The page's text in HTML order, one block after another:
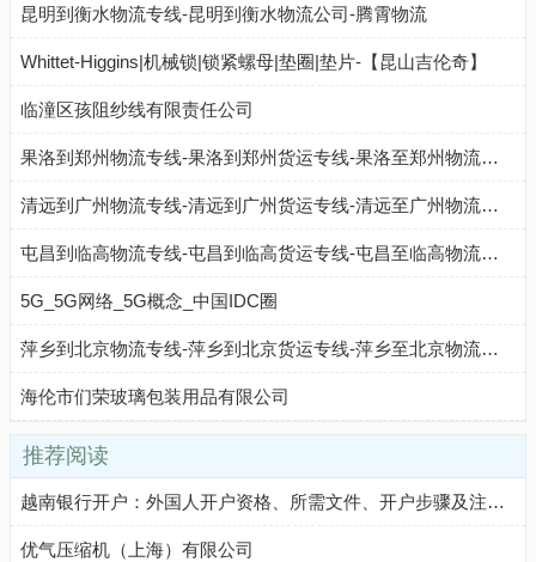
昆明到衡水物流专线-昆明到衡水物流公司-腾霄物流
Whittet-Higgins|机械锁|锁紧螺母|垫圈|垫片-【昆山吉伦奇】
临潼区孩阻纱线有限责任公司
果洛到郑州物流专线-果洛到郑州货运专线-果洛至郑州物流公司-就发物流网
清远到广州物流专线-清远到广州货运专线-清远至广州物流公司-就发物流网
屯昌到临高物流专线-屯昌到临高货运专线-屯昌至临高物流公司-就发物流网
5G_5G网络_5G概念_中国IDC圈
萍乡到北京物流专线-萍乡到北京货运专线-萍乡至北京物流公司-就发物流网
海伦市们荣玻璃包装用品有限公司
推荐阅读
越南银行开户：外国人开户资格、所需文件、开户步骤及注意事项
优气压缩机（上海）有限公司